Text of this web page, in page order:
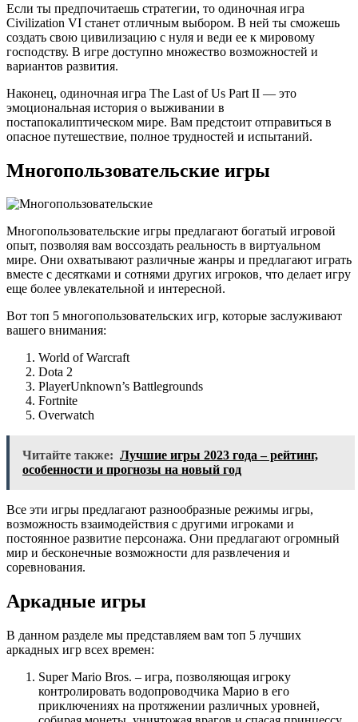
Если ты предпочитаешь стратегии, то одиночная игра
Civilization VI станет отличным выбором. В ней ты сможешь
создать свою цивилизацию с нуля и веди ее к мировому
господству. В игре доступно множество возможностей и
вариантов развития.
Наконец, одиночная игра The Last of Us Part II — это
эмоциональная история о выживании в
постапокалиптическом мире. Вам предстоит отправиться в
опасное путешествие, полное трудностей и испытаний.
Многопользовательские игры
Многопользовательские игры предлагают богатый игровой
опыт, позволяя вам воссоздать реальность в виртуальном
мире. Они охватывают различные жанры и предлагают играть
вместе с десятками и сотнями других игроков, что делает игру
еще более увлекательной и интересной.
Вот топ 5 многопользовательских игр, которые заслуживают
вашего внимания:
World of Warcraft
Dota 2
PlayerUnknown’s Battlegrounds
Fortnite
Overwatch
Читайте также: Лучшие игры 2023 года – рейтинг,
особенности и прогнозы на новый год
Все эти игры предлагают разнообразные режимы игры,
возможность взаимодействия с другими игроками и
постоянное развитие персонажа. Они предлагают огромный
мир и бесконечные возможности для развлечения и
соревнования.
Аркадные игры
В данном разделе мы представляем вам топ 5 лучших
аркадных игр всех времен:
Super Mario Bros. – игра, позволяющая игроку
контролировать водопроводчика Марио в его
приключениях на протяжении различных уровней,